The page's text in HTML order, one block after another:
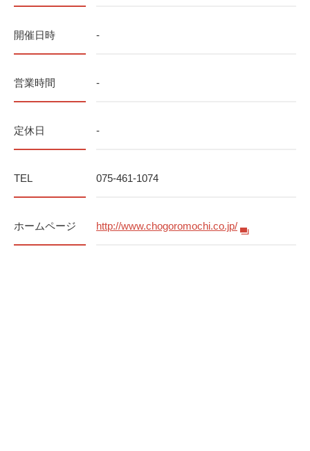
開催日時 -
営業時間 -
定休日 -
TEL 075-461-1074
ホームページ http://www.chogoromochi.co.jp/